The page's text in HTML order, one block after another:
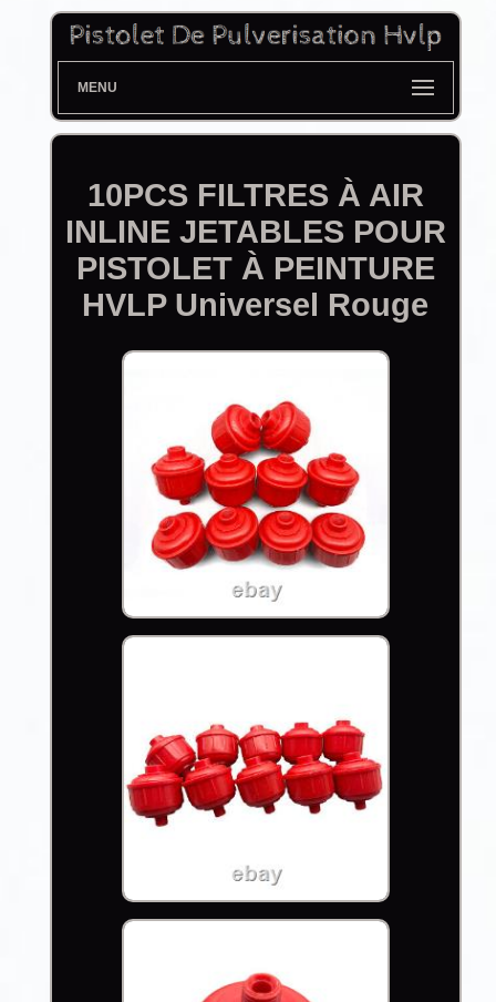
MENU
10PCS FILTRES À AIR
INLINE JETABLES POUR
PISTOLET À PEINTURE
HVLP Universel Rouge